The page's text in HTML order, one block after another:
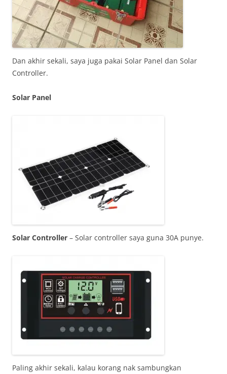
Dan akhir sekali, saya juga pakai Solar Panel dan Solar
Controller.
Solar Panel
Solar Controller – Solar controller saya guna 30A punye.
Paling akhir sekali, kalau korang nak sambungkan